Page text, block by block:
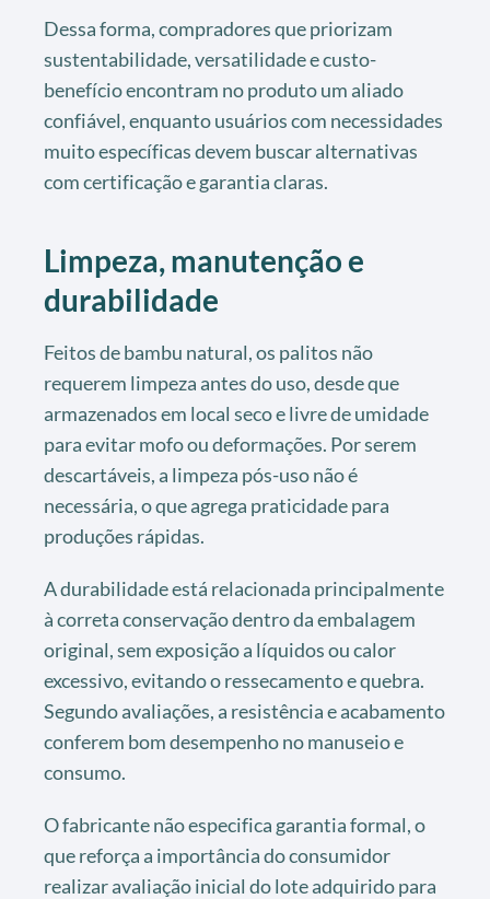
Dessa forma, compradores que priorizam
sustentabilidade, versatilidade e custo-
benefício encontram no produto um aliado
confiável, enquanto usuários com necessidades
muito específicas devem buscar alternativas
com certificação e garantia claras.
Limpeza, manutenção e
durabilidade
Feitos de bambu natural, os palitos não
requerem limpeza antes do uso, desde que
armazenados em local seco e livre de umidade
para evitar mofo ou deformações. Por serem
descartáveis, a limpeza pós-uso não é
necessária, o que agrega praticidade para
produções rápidas.
A durabilidade está relacionada principalmente
à correta conservação dentro da embalagem
original, sem exposição a líquidos ou calor
excessivo, evitando o ressecamento e quebra.
Segundo avaliações, a resistência e acabamento
conferem bom desempenho no manuseio e
consumo.
O fabricante não especifica garantia formal, o
que reforça a importância do consumidor
realizar avaliação inicial do lote adquirido para